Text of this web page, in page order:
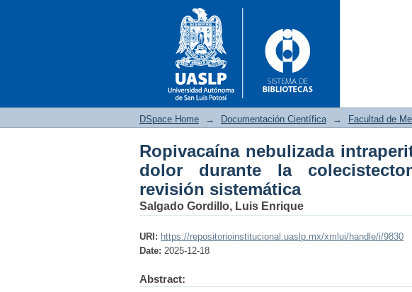
Ropivacaína nebulizada
colecistectomía laparoscópica:
DSpace Home → Documentación Científica → Facultad de
Ropivacaína nebulizada
dolor durante la
revisión sistemática
Salgado Gordillo, Luis Enrique
URI: https://repositorioinstitucional.uaslp.mx/xmlui/handle/i/9830
Date: 2025-12-18
Abstract: